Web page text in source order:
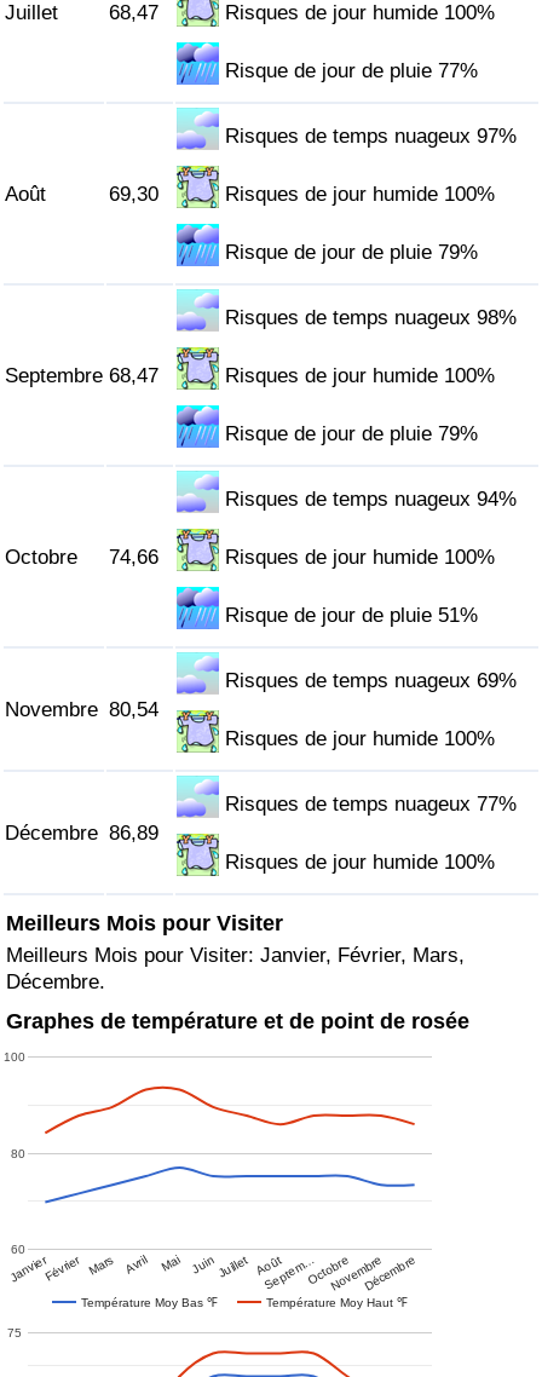
Juillet 68,47 Risques de jour humide 100%
Risque de jour de pluie 77%
Août 69,30
Risques de temps nuageux 97%
Risques de jour humide 100%
Risque de jour de pluie 79%
Septembre 68,47
Risques de temps nuageux 98%
Risques de jour humide 100%
Risque de jour de pluie 79%
Octobre 74,66
Risques de temps nuageux 94%
Risques de jour humide 100%
Risque de jour de pluie 51%
Novembre 80,54
Risques de temps nuageux 69%
Risques de jour humide 100%
Décembre 86,89
Risques de temps nuageux 77%
Risques de jour humide 100%
Meilleurs Mois pour Visiter
Meilleurs Mois pour Visiter: Janvier, Février, Mars,
Décembre.
Graphes de température et de point de rosée
Température Moy Bas ℉ Température Moy Haut ℉
JanvierFévrier Mars Avril Mai Juin Juillet Août
Septem…OctobreNovembreDécembre
60
80
100
75